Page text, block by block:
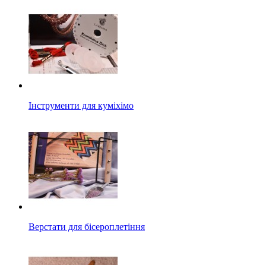
Інструменти для куміхімо
Верстати для бісероплетіння